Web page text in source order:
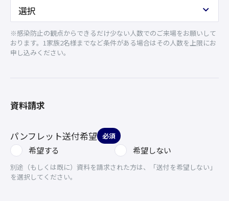
※感染防止の観点からできるだけ少ない人数でのご来場をお願いして
おります。1家族2名様までなど条件がある場合はその人数を上限にお
申し込みください。
資料請求
パンフレット送付希望 必須
希望する 希望しない
別途（もしくは既に）資料を請求された方は、「送付を希望しない」
を選択してください。